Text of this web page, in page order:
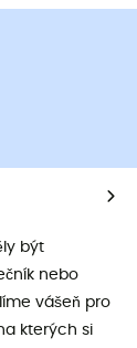
být
nebo
vášeň pro
kterých si